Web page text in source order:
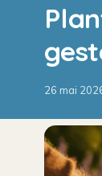
26 mai